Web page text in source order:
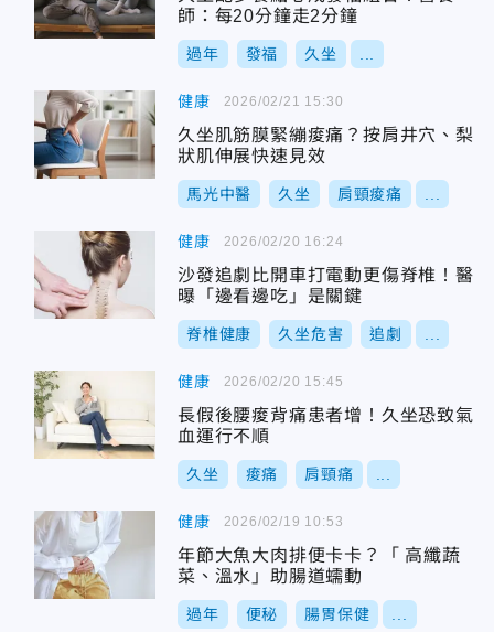
師：每20分鐘走2分鐘
過年 發福 久坐
健康
久坐肌筋膜緊繃痠痛？按肩井穴、梨
狀肌伸展快速見效
馬光中醫 久坐 肩頸痠痛
2026/02/21 15:30
健康
沙發追劇比開車打電動更傷脊椎！醫
曝「邊看邊吃」是關鍵
脊椎健康 久坐危害 追劇
2026/02/20 16:24
健康
長假後腰痠背痛患者增！久坐恐致氣
血運行不順
久坐 痠痛 肩頸痛
2026/02/20 15:45
健康
年節大魚大肉排便卡卡？「 高纖蔬
菜、溫水」助腸道蠕動
過年 便秘 腸胃保健
2026/02/19 10:53